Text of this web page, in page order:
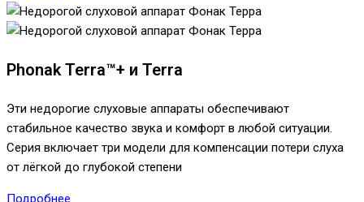
Phonak Terra™+ и Terra
Эти недорогие слуховые аппараты обеспечивают
стабильное качество звука и комфорт в любой ситуации.
Серия включает три модели для компенсации потери слуха
от лёгкой до глубокой степени
Подробнее